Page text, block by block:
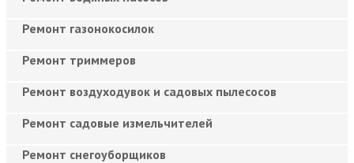
Ремонт газонокосилок
Ремонт триммеров
Ремонт воздуходувок и садовых пылесосов
Ремонт садовые измельчителей
Ремонт снегоуборщиков